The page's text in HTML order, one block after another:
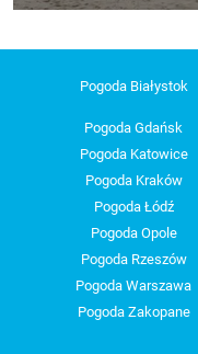
Pogoda Białystok
Pogoda Gdańsk
Pogoda Katowice
Pogoda Kraków
Pogoda Łódź
Pogoda Opole
Pogoda Rzeszów
Pogoda Warszawa
Pogoda Zakopane